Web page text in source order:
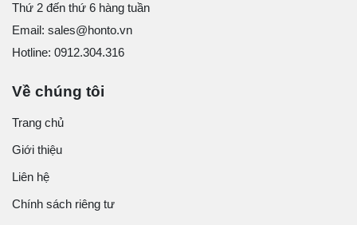
Thứ 2 đến thứ 6 hàng tuần
Email: sales@honto.vn
Hotline: 0912.304.316
Về chúng tôi
Trang chủ
Giới thiệu
Liên hệ
Chính sách riêng tư